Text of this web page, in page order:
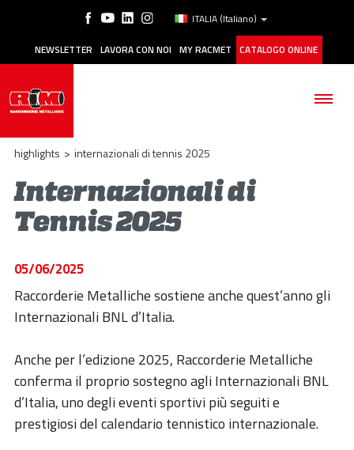
ITALIA (Italiano)
NEWSLETTER LAVORA CON NOI MY RACMET CATALOGO ONLINE
AZIENDA
APPLICAZIONI
MANUTENZIONE
ESG
STORIES
ACADEMY
highlights > internazionali di tennis 2025
Internazionali di
Tennis 2025
05/06/2025
Raccorderie Metalliche sostiene anche quest’anno gli
Internazionali BNL d’Italia.
Anche per l’edizione 2025, Raccorderie Metalliche
conferma il proprio sostegno agli Internazionali BNL
d’Italia, uno degli eventi sportivi più seguiti e
prestigiosi del calendario tennistico internazionale.